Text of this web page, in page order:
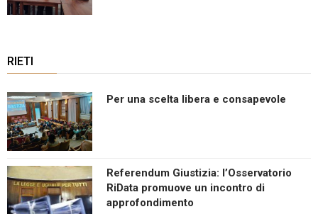
RIETI
Per una scelta libera e consapevole
Referendum Giustizia: l’Osservatorio
RiData promuove un incontro di
approfondimento